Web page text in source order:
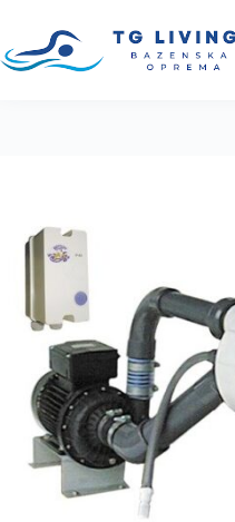
CIJENA ZA KOMAD:
1.880,00 €